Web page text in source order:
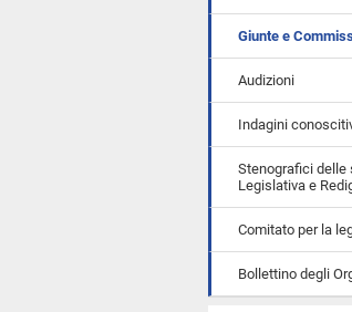
Giunte e
Audizioni
Indagini
Stenografici delle
Legislativa e
Comitato per la
Bollettino degli